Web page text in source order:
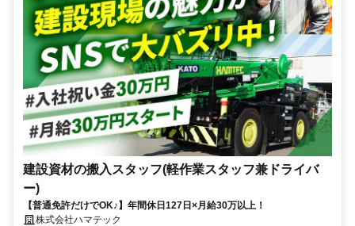
建設資材の搬入スタッフ(軽作業スタッフ兼ドライバ
ー)
【普通免許だけでOK♪】年間休日127日×月給30万以上！
株式会社ハマテック